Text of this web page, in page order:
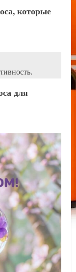
которые
для